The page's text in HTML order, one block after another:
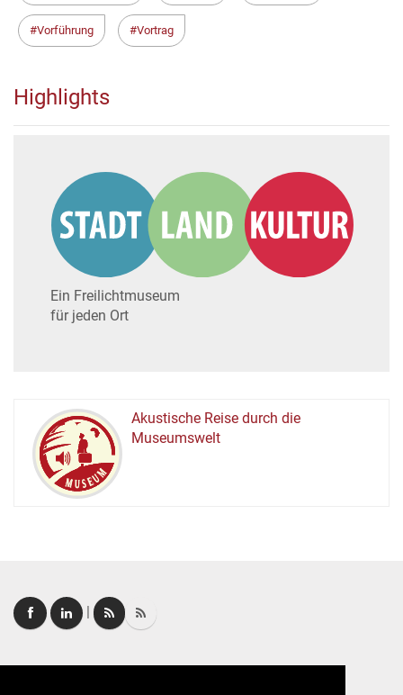
Vorführung Vortrag
Highlights
Ein Freilichtmuseum
für jeden Ort
MUSEUM
Akustische Reise durch die
Museumswelt